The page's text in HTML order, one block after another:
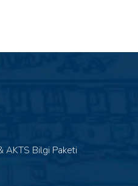
AKTS Bilgi Paketi